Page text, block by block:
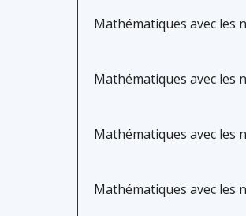
Mathématiques avec les
Mathématiques avec les
Mathématiques avec les
Mathématiques avec les